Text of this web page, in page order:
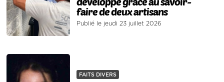
faire de deux artisans
Publié le jeudi 23 juillet 2026
FAITS DIVERS